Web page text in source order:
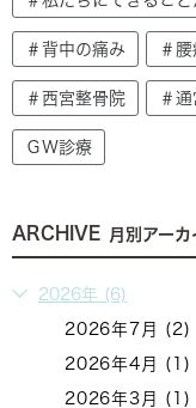
＃背中の痛み ＃腰
＃西宮整骨院 ＃
ＧＷ診療
ARCHIVE 月別アーカ
2026年 (6)
2026年7月 (2)
2026年4月 (1)
2026年3月 (1)